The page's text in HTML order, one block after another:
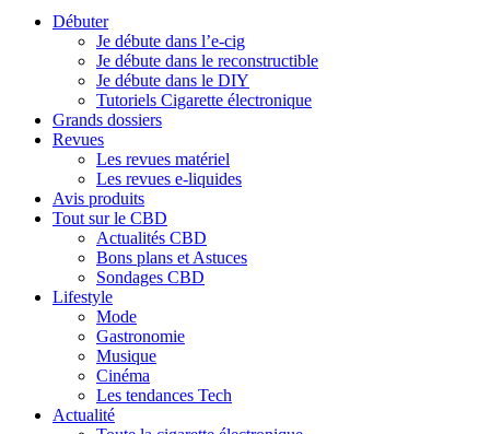
Débuter
Je débute dans l’e-cig
Je débute dans le reconstructible
Je débute dans le DIY
Tutoriels Cigarette électronique
Grands dossiers
Revues
Les revues matériel
Les revues e-liquides
Avis produits
Tout sur le CBD
Actualités CBD
Bons plans et Astuces
Sondages CBD
Lifestyle
Mode
Gastronomie
Musique
Cinéma
Les tendances Tech
Actualité